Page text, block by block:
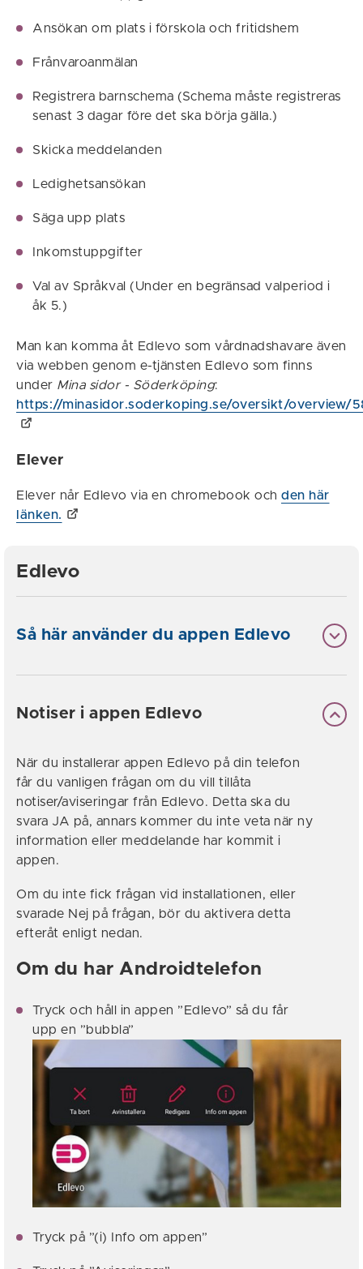
Ansökan om plats i förskola och fritidshem
Frånvaroanmälan
Registrera barnschema (Schema måste registreras
senast 3 dagar före det ska börja gälla.)
Skicka meddelanden
Ledighetsansökan
Säga upp plats
Inkomstuppgifter
Val av Språkval (Under en begränsad valperiod i
åk 5.)
Man kan komma åt Edlevo som vårdnadshavare även
via webben genom e-tjänsten Edlevo som finns
under Mina sidor - Söderköping:
https://minasidor.soderkoping.se/oversikt/overview/
Elever
Elever når Edlevo via en chromebook och den här
länken.
Edlevo
Så här använder du appen Edlevo
Notiser i appen Edlevo
När du installerar appen Edlevo på din telefon
får du vanligen frågan om du vill tillåta
notiser/aviseringar från Edlevo. Detta ska du
svara JA på, annars kommer du inte veta när ny
information eller meddelande har kommit i
appen.
Om du inte fick frågan vid installationen, eller
svarade Nej på frågan, bör du aktivera detta
efteråt enligt nedan.
Om du har Androidtelefon
Tryck och håll in appen ”Edlevo” så du får
upp en ”bubbla”
Tryck på ”(i) Info om appen”